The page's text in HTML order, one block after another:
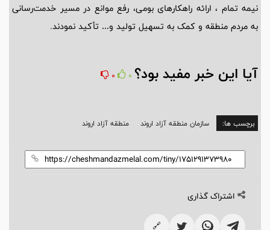
نیمه تمام ، ارائه راهکارهای بومی، رفع موانع در مسیر خدمت‌رسانی
به مردم منطقه و کمک به تسهیل تولید و… تأکید نمودند.
آیا این خبر مفید بود؟ 0
0
برچسب ها: سازمان منطقه آزاد اروند منطقه آزاد اروند
اشتراک گذاری
🔗